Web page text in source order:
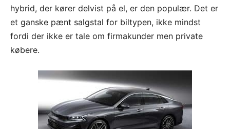
hybrid, der kører delvist på el, er den populær. Det er
et ganske pænt salgstal for biltypen, ikke mindst
fordi der ikke er tale om firmakunder men private
købere.